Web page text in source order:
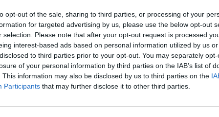
opt-out of the sale, sharing to third parties, or processing of your
for targeted advertising by us, please use the below opt-out
selection. Please note that after your opt-out request is processed
interest-based ads based on personal information utilized by us
to third parties prior to your opt-out. You may separately
of your personal information by third parties on the IAB’s list of
This information may also be disclosed by us to third parties on the
Participants that may further disclose it to other third parties.
με τον οποίο κουνιούνται τα
που νομίζεις ότι θα τελειώσει, τα
ακόμα πιο έντονη. Η κάμερα στο τέλος